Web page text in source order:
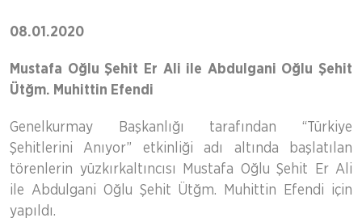
08.01.2020
Mustafa Oğlu Şehit Er Ali ile Abdulgani Oğlu Şehit
Ütğm. Muhittin Efendi
Genelkurmay Başkanlığı tarafından “Türkiye
Şehitlerini Anıyor” etkinliği adı altında başlatılan
törenlerin yüzkırkaltıncısı Mustafa Oğlu Şehit Er Ali
ile Abdulgani Oğlu Şehit Ütğm. Muhittin Efendi için
yapıldı.